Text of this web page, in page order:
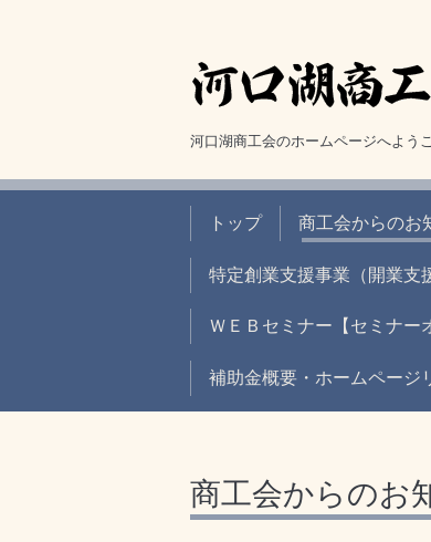
河口湖商工会のホームページへよう
トップ 商工会からのお
特定創業支援事業（開業支
ＷＥＢセミナー【セミナ
補助金概要・ホームページ
商工会からのお